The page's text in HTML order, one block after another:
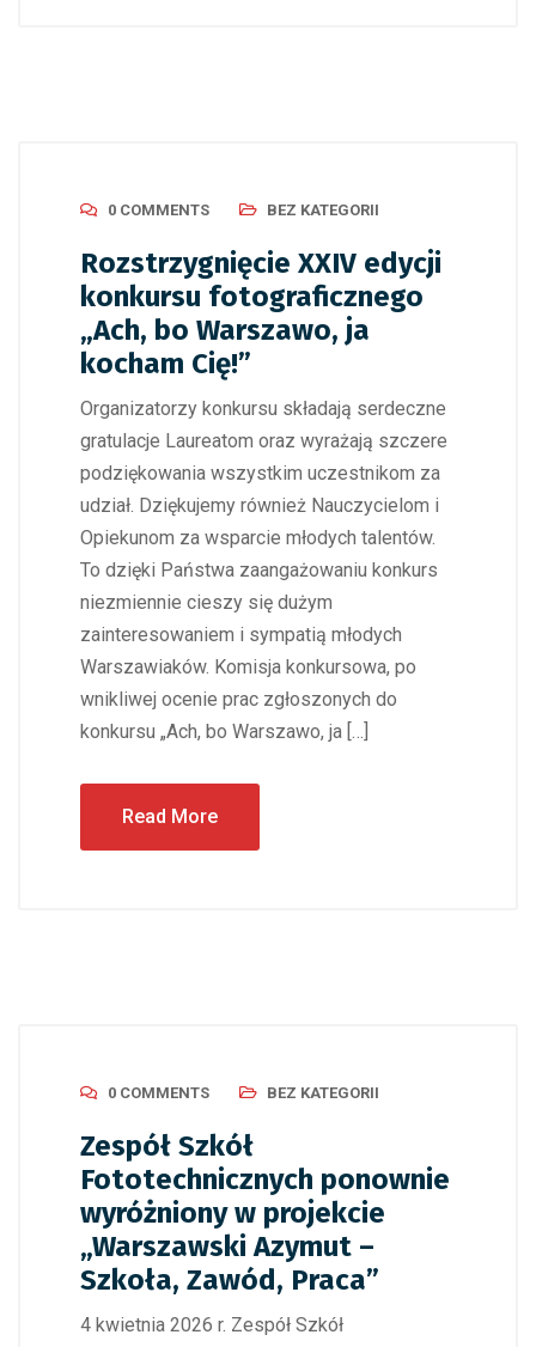
0 COMMENTS BEZ KATEGORII
Rozstrzygnięcie XXIV edycji
konkursu fotograficznego
„Ach, bo Warszawo, ja
kocham Cię!”
Organizatorzy konkursu składają serdeczne
gratulacje Laureatom oraz wyrażają szczere
podziękowania wszystkim uczestnikom za
udział. Dziękujemy również Nauczycielom i
Opiekunom za wsparcie młodych talentów.
To dzięki Państwa zaangażowaniu konkurs
niezmiennie cieszy się dużym
zainteresowaniem i sympatią młodych
Warszawiaków. Komisja konkursowa, po
wnikliwej ocenie prac zgłoszonych do
konkursu „Ach, bo Warszawo, ja […]
Read More
0 COMMENTS BEZ KATEGORII
Zespół Szkół
Fototechnicznych ponownie
wyróżniony w projekcie
„Warszawski Azymut –
Szkoła, Zawód, Praca”
4 kwietnia 2026 r. Zespół Szkół